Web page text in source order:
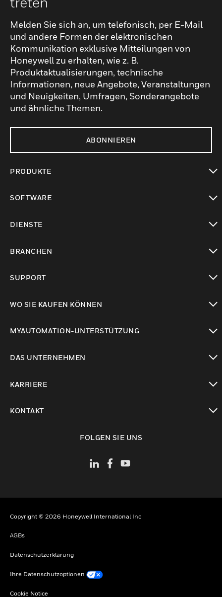
Melden Sie sich an, um telefonisch, per E-Mail
und andere Formen der elektronischen
Kommunikation exklusive Mitteilungen von
Honeywell zu erhalten, wie z. B.
Produktaktualisierungen, technische
Informationen, neue Angebote, Veranstaltungen
und Neuigkeiten, Umfragen, Sonderangebote
und ähnliche Themen.
ABONNIEREN
PRODUKTE
SOFTWARE
DIENSTE
BRANCHEN
SUPPORT
WO SIE KAUFEN KÖNNEN
MYAUTOMATION-UNTERSTÜTZUNG
DAS UNTERNEHMEN
KARRIERE
KONTAKT
FOLGEN SIE UNS
Copyright © 2026 Honeywell International Inc
AGBs
Datenschutzerklärung
Ihre Datenschutzoptionen
Cookie Notice